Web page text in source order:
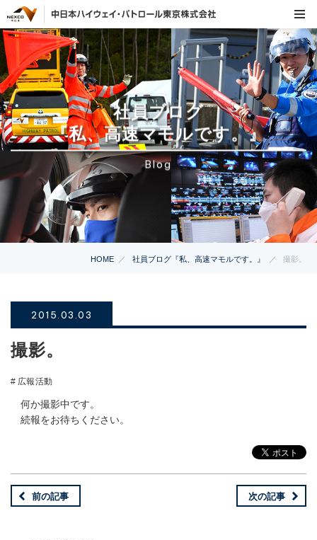
社員ブログ
『私、高速マモルです。』
Blog
HOME 社員ブログ『私、高速マモルです。』 撮影。
2015.03.03
撮影。
# 広報活動
何か撮影中です。
続報をお待ちください。
前の記事 次の記事